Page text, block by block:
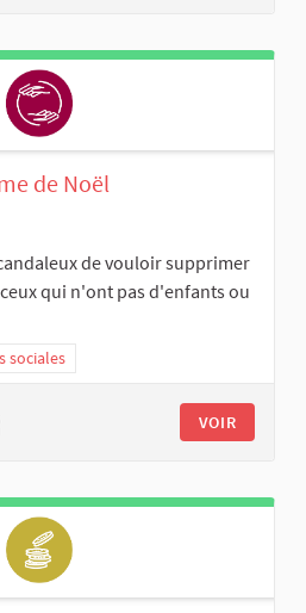
de Noël
de vouloir supprimer
qui n'ont pas d'enfants ou
sociales
VOIR